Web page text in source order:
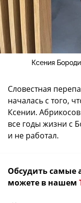
Ксения
Словестная
началась с того,
Ксении.
все годы жизни с
и не работал.
Обсудить самые
можете в нашем